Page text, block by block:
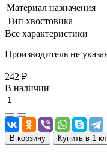
Материал назначения
Тип хвостовика
Все характеристики
Производитель не
242 ₽
В наличии
В корзину Купить в 1